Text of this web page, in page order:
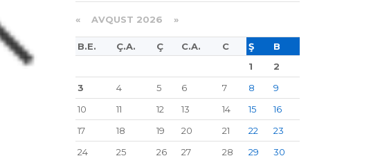
« AVQUST 2026 »
B.E. Ç.A. Ç C.A. C Ş
B
1
2
3
4 5 6 7 8
9
10
11 12 13 14 15
16
17
18 19 20 21 22
23
24
25 26 27 28 29
30